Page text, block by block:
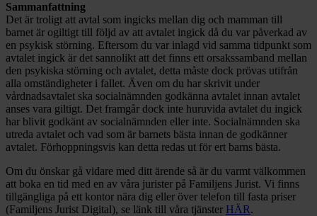
Sammanfattning
Det är troligt att avtal som ingicks mellan dig och mamman till
barnet är ogiltigt till följd av att avtalet ingick då du var påverkad av
en psykisk störning. Eftersom du var inlagd vid samma tidpunkt som
avtalet ingick är det sannolikt att det finns ett orsakssamband mellan
den psykiska störning och avtalet, detta måste dock prövas utifrån
alla omständigheter i fallet. Även om du har skrivit under
vårdnadsavtalet ska socialnämnden godkänna avtalet innan avtalet
anses vara giltigt. Det framgår dock inte huruvida avtalet du ingick
har blivit godkänt av socialnämnden eller inte. Socialnämnden ska
utreda avtalet och vad som är barnets bästa innan de godkänner
avtalet. Förhoppningsvis kan detta redas ut för ert barns bästa.
Om du önskar gå vidare med ditt ärende så är du varmt välkommen
att boka en tid med en av våra jurister på Familjens Jurist. Vi finns
tillgängliga på ett kontor nära dig eller över telefon till fasta priser
(Familjens Jurist Digital), se länk till våra tjänster HÄR.